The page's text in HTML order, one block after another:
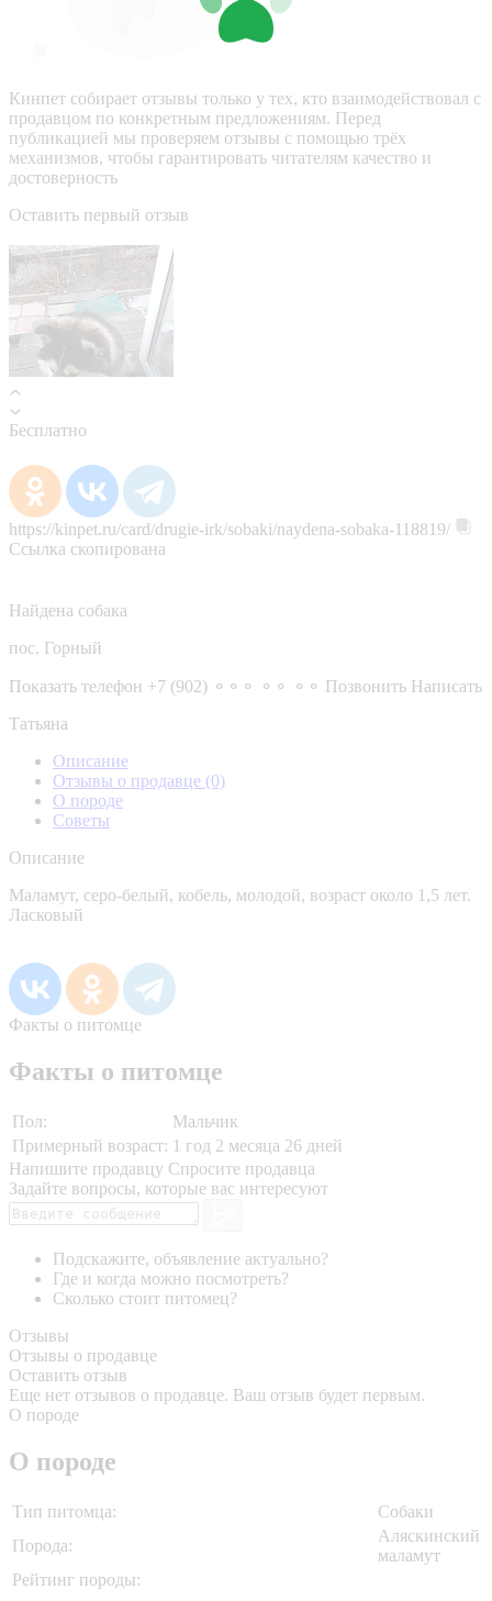
Кинпет собирает отзывы только у тех, кто взаимодействовал с
продавцом по конкретным предложениям. Перед
публикацией мы проверяем отзывы с помощью трёх
механизмов, чтобы гарантировать читателям качество и
достоверность
Оставить первый отзыв
Бесплатно
https://kinpet.ru/card/drugie-irk/sobaki/naydena-sobaka-118819/
Ссылка скопирована
Найдена собака
пос. Горный
Показать телефон +7 (902) ⚬⚬⚬ ⚬⚬ ⚬⚬ Позвонить Написать
Татьяна
Описание
Отзывы о продавце (0)
О породе
Советы
Описание
Маламут, серо-белый, кобель, молодой, возраст около 1,5 лет.
Ласковый
Факты о питомце
Факты о питомце
Пол:
Мальчик
Примерный возраст: 1 год 2 месяца 26 дней
Напишите продавцу Спросите продавца
Задайте вопросы, которые вас интересуют
Подскажите, объявление актуально?
Где и когда можно посмотреть?
Сколько стоит питомец?
Отзывы
Отзывы о продавце
Оставить отзыв
Еще нет отзывов о продавце. Ваш отзыв будет первым.
О породе
О породе
Тип питомца:
Собаки
Порода:
Аляскинский
маламут
Рейтинг породы: